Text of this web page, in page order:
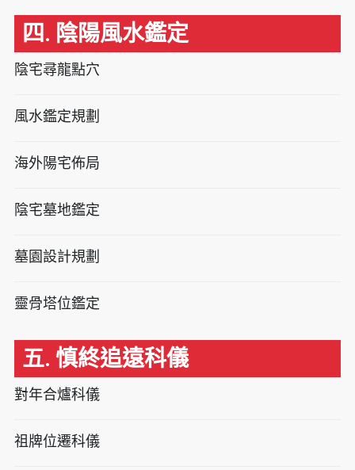
四. 陰陽風水鑑定
陰宅尋龍點穴
風水鑑定規劃
海外陽宅佈局
陰宅墓地鑑定
墓園設計規劃
靈骨塔位鑑定
五. 慎終追遠科儀
對年合爐科儀
祖牌位遷科儀